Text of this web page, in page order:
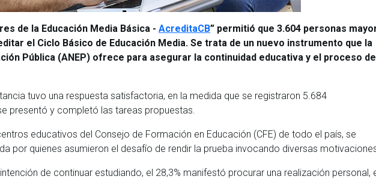
de la Educación Media Básica - AcreditaCB” permitió que 3.604 personas
el Ciclo Básico de Educación Media. Se trata de un nuevo instrumento que la
Pública (ANEP) ofrece para asegurar la continuidad educativa y el proceso de
tuvo una respuesta satisfactoria, en la medida que se registraron 5.684
presentó y completó las tareas propuestas.
educativos del Consejo de Formación en Educación (CFE) de todo el país, se
por quienes asumieron el desafío de rendir la prueba invocando diversas
de continuar estudiando, el 28,3% manifestó procurar una realización personal,